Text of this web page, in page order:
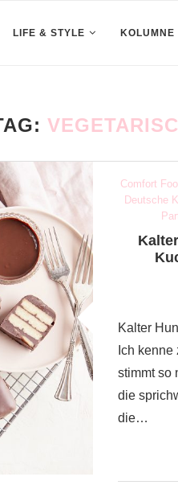
LIFE & STYLE KOLUMNE
Comfort
Deutsche
Kalter
Ich
stimmt so
die
die…